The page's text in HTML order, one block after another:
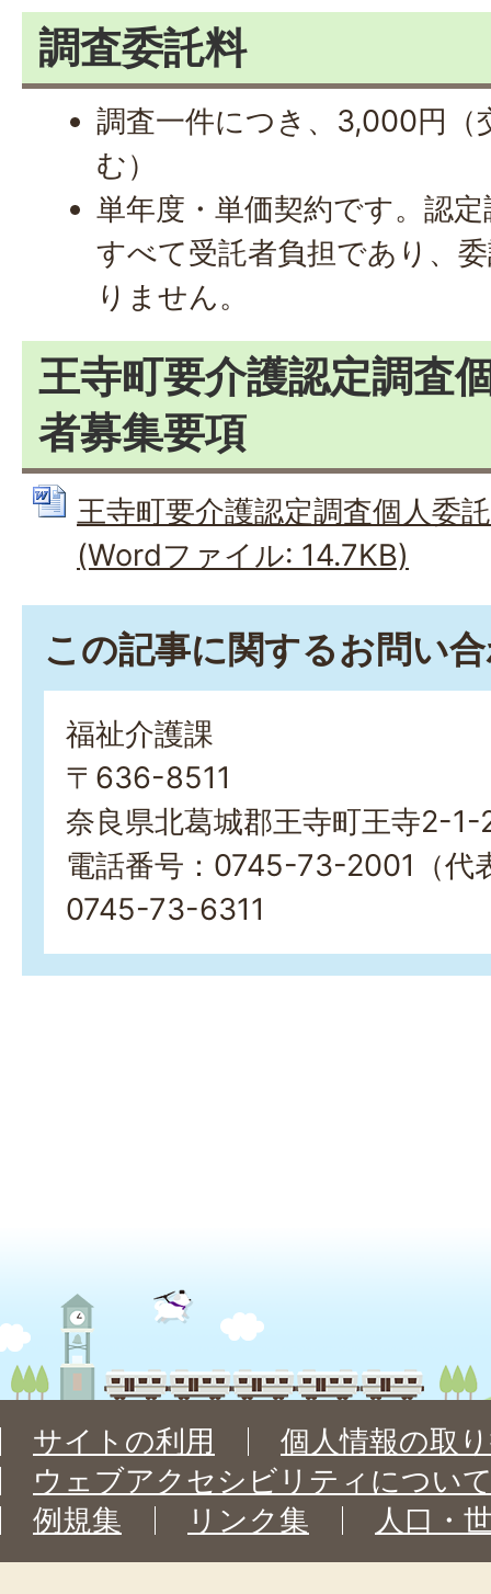
調査委託料
調査一件につき、3,000円（
む）
単年度・単価契約です。認
すべて受託者負担であり、
りません。
王寺町要介護認定調査
者募集要項
王寺町要介護認定調査個人委
(Wordファイル: 14.7KB)
この記事に関するお問い
福祉介護課
〒636-8511
奈良県北葛城郡王寺町王寺2-
電話番号：0745-73-2001（
0745-73-6311
サイトの利用
個人情報の取
ウェブアクセシビリティについ
例規集
リンク集 人口・